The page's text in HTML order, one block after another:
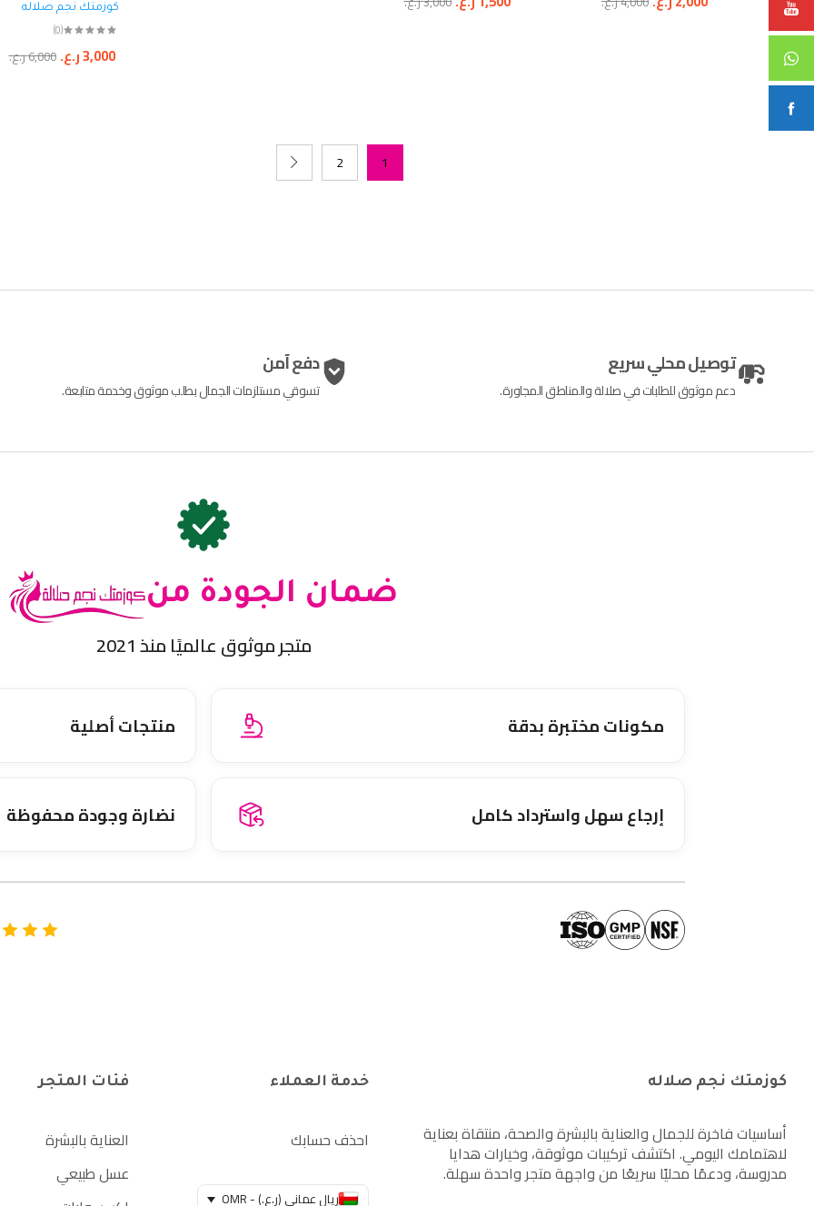
كوزمتك نجم صلاله
(0)
6,000ر.ع. 3,000ر.ع.
1
2
توصيل محلي سريع
دعم موثوق للطلبات في صلالة والمناطق المجاورة.
دفع آمن
تسوقي مستلزمات الجمال بطلب موثوق وخدمة متابعة.
ضمان الجودة من
متجر موثوق عالميًا منذ 2021
مكونات مختبرة بدقة منتجات أصلية
إرجاع سهل واسترداد كامل نضارة وجودة محفوظة
كوزمتك نجم صلاله
أساسيات فاخرة للجمال والعناية بالبشرة والصحة، منتقاة بعناية
لاهتمامك اليومي. اكتشف تركيبات موثوقة، وخيارات هدايا
مدروسة، ودعمًا محليًا سريعًا من واجهة متجر واحدة سهلة.
خدمة العملاء
احذف حسابك
ريال عماني (ر.ع.) - OMR
فئات المتجر
العناية بالبشرة
عسل طبيعي